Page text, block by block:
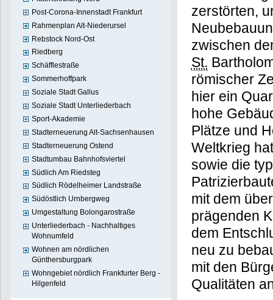
Post-Corona-Innenstadt Frankfurt
Rahmenplan Alt-Niederursel
Rebstock Nord-Ost
Riedberg
Schäfflestraße
Sommerhoffpark
Soziale Stadt Gallus
Soziale Stadt Unterliederbach
Sport-Akademie
Stadterneuerung Alt-Sachsenhausen
Stadterneuerung Ostend
Stadtumbau Bahnhofsviertel
Südlich Am Riedsteg
Südlich Rödelheimer Landstraße
Südöstlich Urnbergweg
Umgestaltung Bolongarostraße
Unterliederbach - Nachhaltiges
Wohnumfeld
Wohnen am nördlichen
Günthersburgpark
Wohngebiet nördlich Frankfurter Berg -
Hilgenfeld
zerstörten,
zwischen
St.
römischer
hier ein
hohe
Plätze und
Weltkrieg
sowie die
mit dem
prägenden
dem
neu zu
mit den
Qualitäten